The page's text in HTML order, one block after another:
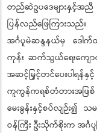
တည်ဆဲဥပဒေများနှင့်အညီ
ပြန်လည်ဖြေကြားသည်။
အင်္ဂပူမဲဆန္ဒနယ်မှ ဒေါ
ကုန်း ဆက်သွယ်ရေးကျောက်
အဆင့်မြှင့်တင်ပေးပါရန်နှ
ကူကွန်ကရစ်တံတားအဖြစ်
မေးခွန်းနှင့်စပ်လျဉ်း၍
ဝန်ကြီး ဦးသိုက်စိုးက အင်္